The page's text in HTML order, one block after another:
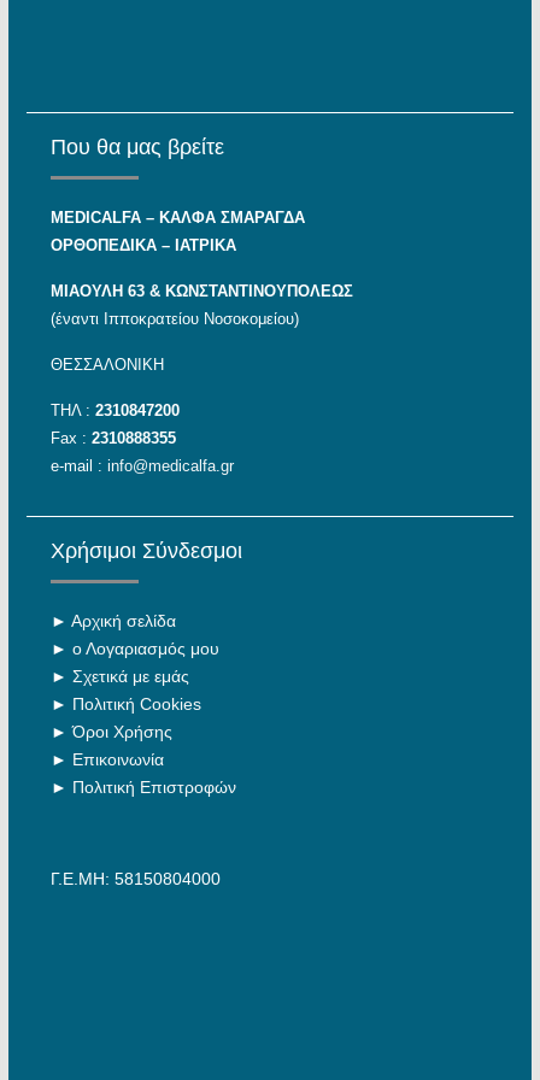
Που θα μας βρείτε
MEDICALFA – KAΛΦΑ ΣΜΑΡΑΓΔΑ
ΟΡΘΟΠΕΔΙΚΑ – ΙΑΤΡΙΚΑ
ΜΙΑΟΥΛΗ 63 & ΚΩΝΣΤΑΝΤΙΝΟΥΠΟΛΕΩΣ
(έναντι Ιπποκρατείου Νοσοκομείου)
ΘΕΣΣΑΛΟΝΙΚΗ
ΤΗΛ : 2310847200
Fax : 2310888355
e-mail : info@medicalfa.gr
Χρήσιμοι Σύνδεσμοι
► Αρχική σελίδα
► ο Λογαριασμός μου
► Σχετικά με εμάς
► Πολιτική Cookies
►Όροι Χρήσης
► Επικοινωνία
► Πολιτική Επιστροφών
Γ.Ε.ΜΗ: 58150804000